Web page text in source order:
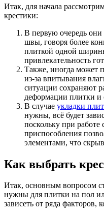
Итак, для начала
крестики:
В первую очередь они
швы, говоря более
плиткой одной
привлекательность
Также, иногда может
из-за впитывания
ситуации сохраняют
деформации плитки и
В случае укладки
нужны, всё будет
поскольку при работе
приспособления
элементами, что
Как выбрать
Итак, основным вопросом
нужны для плитки на пол
зависеть от ряда факторов,